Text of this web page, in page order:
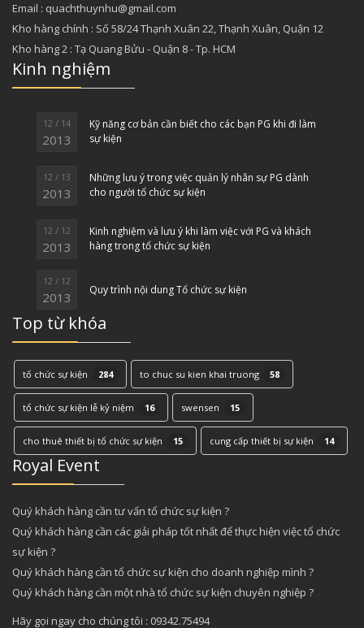
Email : quachthuynhu@gmail.com
Kho hàng chính : Số 58/24 Thạnh Xuân 22, Thạnh Xuân, Quận 12
Kho hàng 2 : Tạ Quang Bửu - Quận 8 - Tp. HCM
Kinh nghiệm
12 / 14
2013
Kỹ năng cơ bản cần biết cho các bạn PG khi đi làm
sự kiện
12 / 13
2013
Những lưu ý trong việc quản lý nhân sự PG dành
cho người tổ chức sự kiện
12 / 12
2013
Kinh nghiệm và lưu ý khi làm việc với PG và khách
hàng trong tổ chức sự kiện
12 / 12
2013 Quy trình nội dung Tổ chức sự kiện
Top từ khóa
tổ chức sự kiện 284 to chuc su kien khai truong 58
tổ chức sự kiện lễ kỷ niệm 16 swensen 15
cho thuê thiết bị tổ chức sự kiện 15 cung cấp thiết bị sự kiện 14
Royal Event
Quý khách hàng cần tư vấn tổ chức sự kiện ?
Quý khách hàng cần các giải pháp tốt nhất để thực hiện việc tổ chức
sự kiện ?
Quý khách hàng cần tổ chức sự kiện cho doanh nghiệp mình ?
Quý khách hàng cần một nhà tổ chức sự kiện chuyên nghiệp ?
Hãy gọi ngay cho chúng tôi : 09342.75494